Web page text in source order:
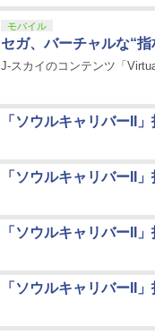
モバイル
セガ、バーチャルな“
J-スカイのコンテンツ「
「ソウルキャリバーII
「ソウルキャリバーII
「ソウルキャリバーII
「ソウルキャリバーII